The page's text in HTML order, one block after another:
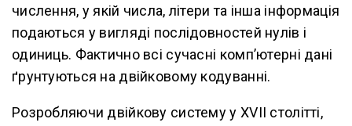
числення, у якій числа, літери та інша інформація
подаються у вигляді послідовностей нулів і
одиниць. Фактично всі сучасні комп’ютерні дані
ґрунтуються на двійковому кодуванні.
Розробляючи двійкову систему у XVII столітті,